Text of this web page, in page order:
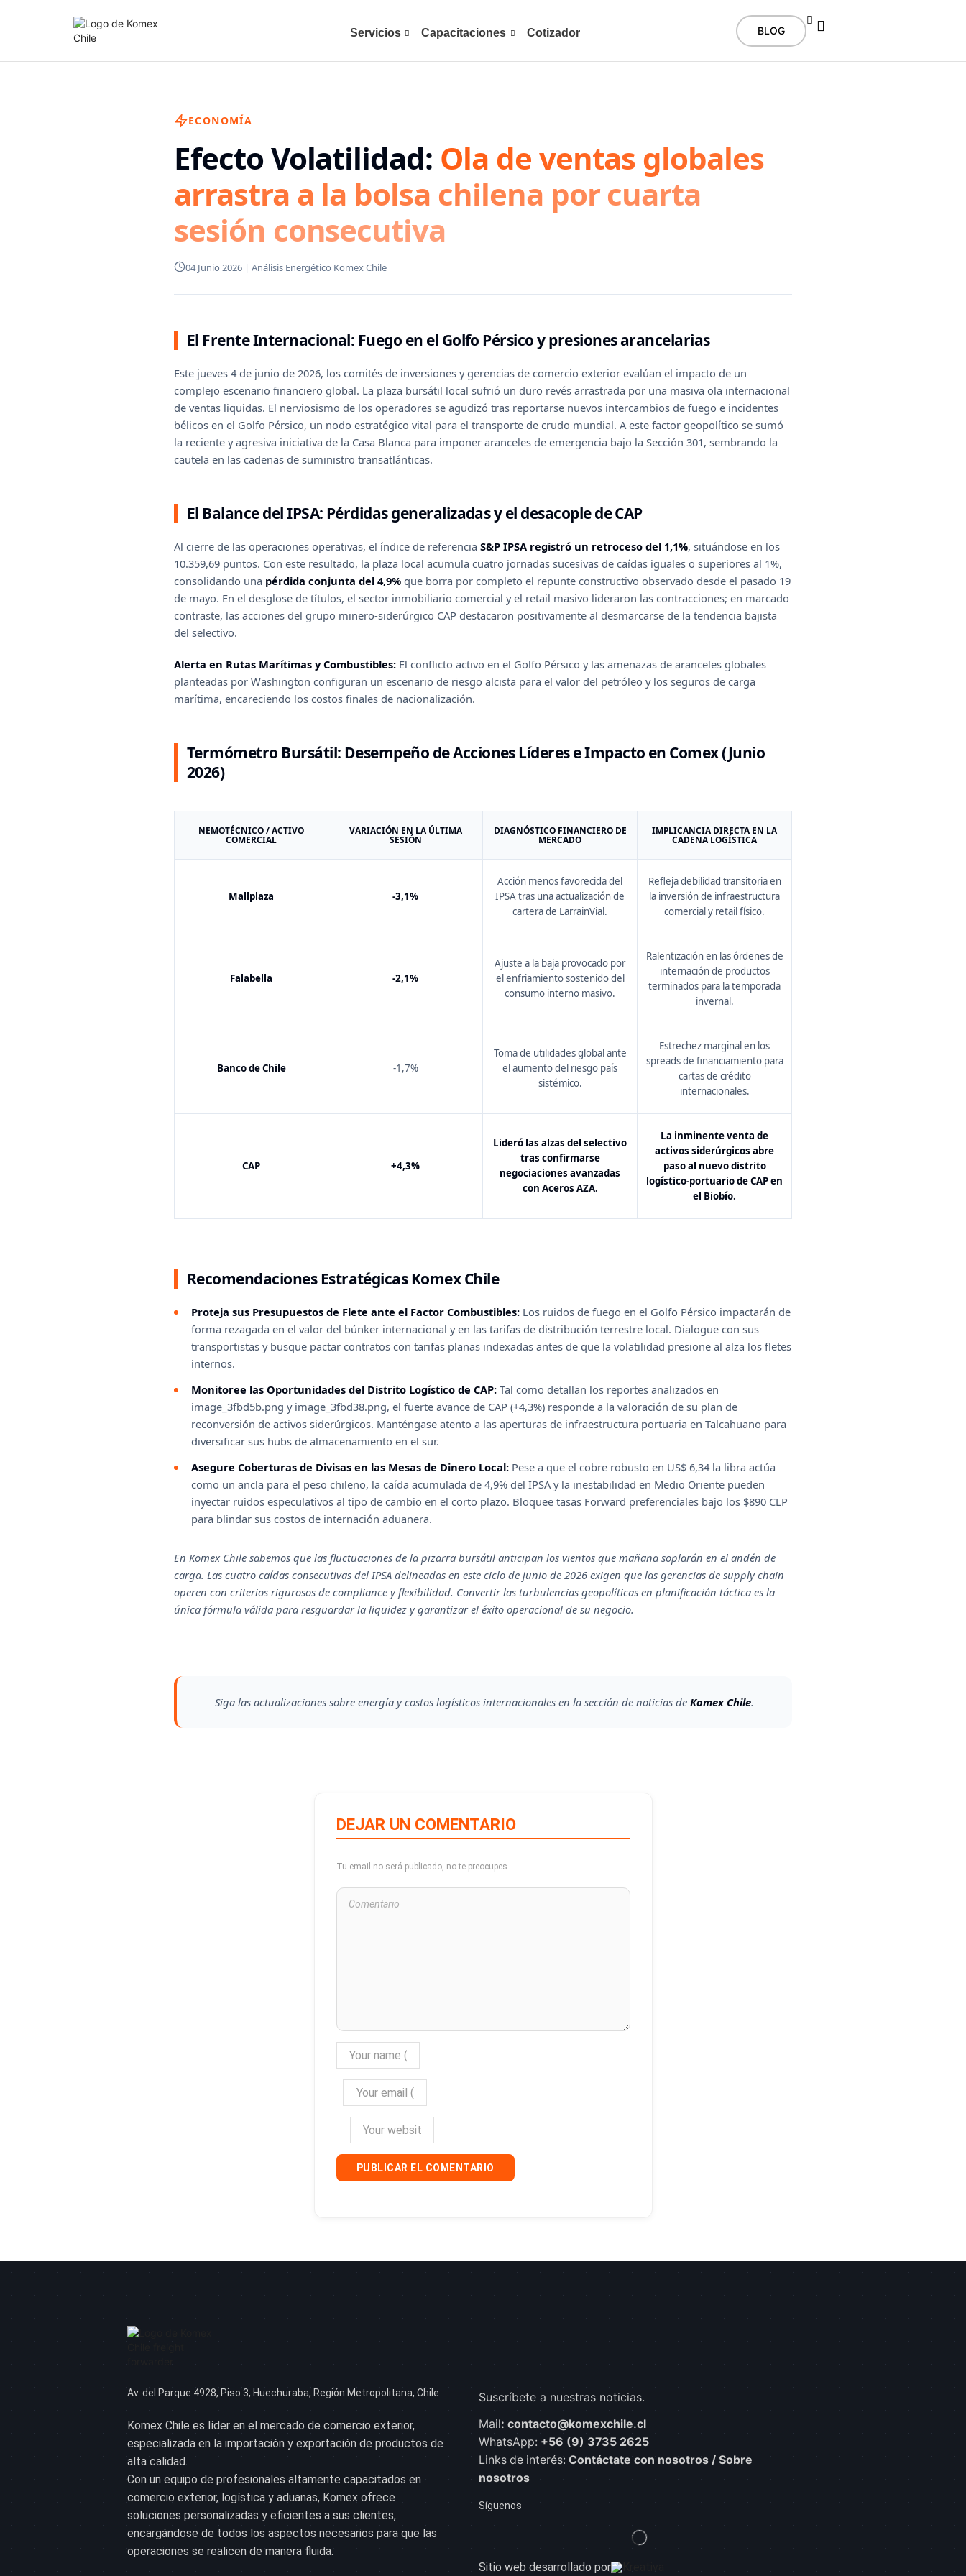
Servicios Capacitaciones Cotizador BLOG
ECONOMÍA
Efecto Volatilidad: Ola de ventas globales
arrastra a la bolsa chilena por cuarta
sesión consecutiva
04 Junio 2026 | Análisis Energético Komex Chile
El Frente Internacional: Fuego en el Golfo Pérsico y presiones arancelarias
Este jueves 4 de junio de 2026, los comités de inversiones y gerencias de comercio exterior evalúan el impacto de un
complejo escenario financiero global. La plaza bursátil local sufrió un duro revés arrastrada por una masiva ola internacional
de ventas liquidas. El nerviosismo de los operadores se agudizó tras reportarse nuevos intercambios de fuego e incidentes
bélicos en el Golfo Pérsico, un nodo estratégico vital para el transporte de crudo mundial. A este factor geopolítico se sumó
la reciente y agresiva iniciativa de la Casa Blanca para imponer aranceles de emergencia bajo la Sección 301, sembrando la
cautela en las cadenas de suministro transatlánticas.
El Balance del IPSA: Pérdidas generalizadas y el desacople de CAP
Al cierre de las operaciones operativas, el índice de referencia S&P IPSA registró un retroceso del 1,1%, situándose en los
10.359,69 puntos. Con este resultado, la plaza local acumula cuatro jornadas sucesivas de caídas iguales o superiores al 1%,
consolidando una pérdida conjunta del 4,9% que borra por completo el repunte constructivo observado desde el pasado 19
de mayo. En el desglose de títulos, el sector inmobiliario comercial y el retail masivo lideraron las contracciones; en marcado
contraste, las acciones del grupo minero-siderúrgico CAP destacaron positivamente al desmarcarse de la tendencia bajista
del selectivo.
Alerta en Rutas Marítimas y Combustibles: El conflicto activo en el Golfo Pérsico y las amenazas de aranceles globales
planteadas por Washington configuran un escenario de riesgo alcista para el valor del petróleo y los seguros de carga
marítima, encareciendo los costos finales de nacionalización.
Termómetro Bursátil: Desempeño de Acciones Líderes e Impacto en Comex (Junio
2026)
NEMOTÉCNICO / ACTIVO
COMERCIAL
VARIACIÓN EN LA ÚLTIMA
SESIÓN
DIAGNÓSTICO FINANCIERO DE
MERCADO
IMPLICANCIA DIRECTA EN LA
CADENA LOGÍSTICA
Mallplaza -3,1%
Acción menos favorecida del
IPSA tras una actualización de
cartera de LarrainVial.
Refleja debilidad transitoria en
la inversión de infraestructura
comercial y retail físico.
Falabella -2,1%
Ajuste a la baja provocado por
el enfriamiento sostenido del
consumo interno masivo.
Ralentización en las órdenes de
internación de productos
terminados para la temporada
invernal.
Banco de Chile -1,7%
Toma de utilidades global ante
el aumento del riesgo país
sistémico.
Estrechez marginal en los
spreads de financiamiento para
cartas de crédito
internacionales.
CAP +4,3%
Lideró las alzas del selectivo
tras confirmarse
negociaciones avanzadas
con Aceros AZA.
La inminente venta de
activos siderúrgicos abre
paso al nuevo distrito
logístico-portuario de CAP en
el Biobío.
Recomendaciones Estratégicas Komex Chile
Proteja sus Presupuestos de Flete ante el Factor Combustibles: Los ruidos de fuego en el Golfo Pérsico impactarán de
forma rezagada en el valor del búnker internacional y en las tarifas de distribución terrestre local. Dialogue con sus
transportistas y busque pactar contratos con tarifas planas indexadas antes de que la volatilidad presione al alza los fletes
internos.
Monitoree las Oportunidades del Distrito Logístico de CAP: Tal como detallan los reportes analizados en
image_3fbd5b.png y image_3fbd38.png, el fuerte avance de CAP (+4,3%) responde a la valoración de su plan de
reconversión de activos siderúrgicos. Manténgase atento a las aperturas de infraestructura portuaria en Talcahuano para
diversificar sus hubs de almacenamiento en el sur.
Asegure Coberturas de Divisas en las Mesas de Dinero Local: Pese a que el cobre robusto en US$ 6,34 la libra actúa
como un ancla para el peso chileno, la caída acumulada de 4,9% del IPSA y la inestabilidad en Medio Oriente pueden
inyectar ruidos especulativos al tipo de cambio en el corto plazo. Bloquee tasas Forward preferenciales bajo los $890 CLP
para blindar sus costos de internación aduanera.
En Komex Chile sabemos que las fluctuaciones de la pizarra bursátil anticipan los vientos que mañana soplarán en el andén de
carga. Las cuatro caídas consecutivas del IPSA delineadas en este ciclo de junio de 2026 exigen que las gerencias de supply chain
operen con criterios rigurosos de compliance y flexibilidad. Convertir las turbulencias geopolíticas en planificación táctica es la
única fórmula válida para resguardar la liquidez y garantizar el éxito operacional de su negocio.
Siga las actualizaciones sobre energía y costos logísticos internacionales en la sección de noticias de Komex Chile.
DEJAR UN COMENTARIO
Tu email no será publicado, no te preocupes.
Av. del Parque 4928, Piso 3, Huechuraba, Región Metropolitana, Chile
Komex Chile es líder en el mercado de comercio exterior,
especializada en la importación y exportación de productos de
alta calidad.
Con un equipo de profesionales altamente capacitados en
comercio exterior, logística y aduanas, Komex ofrece
soluciones personalizadas y eficientes a sus clientes,
encargándose de todos los aspectos necesarios para que las
operaciones se realicen de manera fluida.
Suscríbete a nuestras noticias.
Mail: contacto@komexchile.cl
WhatsApp: +56 (9) 3735 2625
Links de interés: Contáctate con nosotros / Sobre
nosotros
Síguenos
Sitio web desarrollado por